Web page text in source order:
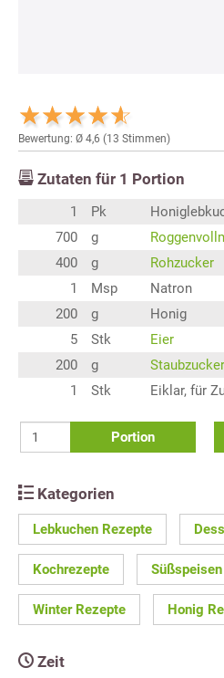
Bewertung: Ø 4,6 (13 Stimmen)
Zutaten für 1 Portion
1 Pk
700
g
400
g
Rohzucker
1
Msp
Natron
200
g
Honig
5
Stk
Eier
200
g
1
Stk Eiklar, für
Portion
Kategorien
Lebkuchen Rezepte
Kochrezepte
Winter Rezepte Honig
Zeit